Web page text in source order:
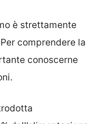
è strettamente
comprendere la
conoscerne